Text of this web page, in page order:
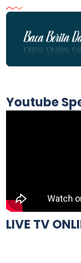
Youtube
LIVE TV